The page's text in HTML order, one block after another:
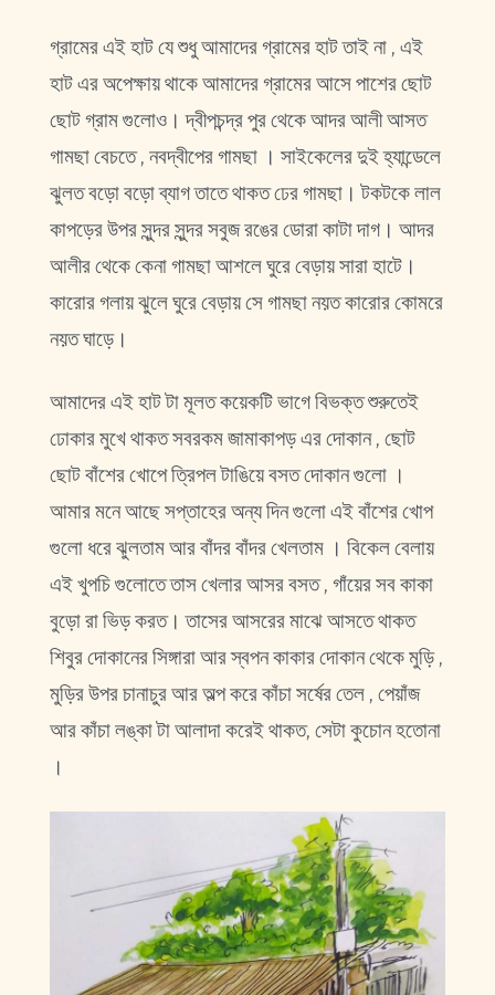
গ্রামের এই হাট যে শুধু আমাদের গ্রামের হাট তাই না , এই
হাট এর অপেক্ষায় থাকে আমাদের গ্রামের আসে পাশের ছোট
ছোট গ্রাম গুলোও। দ্বীপচন্দ্র পুর থেকে আদর আলী আসত
গামছা বেচতে , নবদ্বীপের গামছা । সাইকেলের দুই হ্যান্ডেলে
ঝুলত বড়ো বড়ো ব্যাগ তাতে থাকত ঢের গামছা। টকটকে লাল
কাপড়ের উপর সুন্দর সুন্দর সবুজ রঙের ডোরা কাটা দাগ। আদর
আলীর থেকে কেনা গামছা আশলে ঘুরে বেড়ায় সারা হাটে।
কারোর গলায় ঝুলে ঘুরে বেড়ায় সে গামছা নয়ত কারোর কোমরে
নয়ত ঘাড়ে।
আমাদের এই হাট টা মূলত কয়েকটি ভাগে বিভক্ত শুরুতেই
ঢোকার মুখে থাকত সবরকম জামাকাপড় এর দোকান , ছোট
ছোট বাঁশের খোপে ত্রিপল টাঙিয়ে বসত দোকান গুলো ।
আমার মনে আছে সপ্তাহের অন্য দিন গুলো এই বাঁশের খোপ
গুলো ধরে ঝুলতাম আর বাঁদর বাঁদর খেলতাম । বিকেল বেলায়
এই খুপচি গুলোতে তাস খেলার আসর বসত , গাঁয়ের সব কাকা
বুড়ো রা ভিড় করত। তাসের আসরের মাঝে আসতে থাকত
শিবুর দোকানের সিঙ্গারা আর স্বপন কাকার দোকান থেকে মুড়ি ,
মুড়ির উপর চানাচুর আর অল্প করে কাঁচা সর্ষের তেল , পেয়াঁজ
আর কাঁচা লঙ্কা টা আলাদা করেই থাকত, সেটা কুচোন হতোনা
।